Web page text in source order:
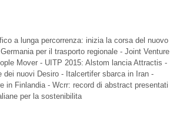
a lunga percorrenza: iniziala corsadel nuovo
Germaniaper il trasporto regionale - Joint Venture
Mover - UITP 2015: Alstom lancia Attractis -
dei nuovi Desiro - Italcertifer sbarcain Iran -
in Finlandia- Wcrr: record di abstract presentati
per la sostenibilita